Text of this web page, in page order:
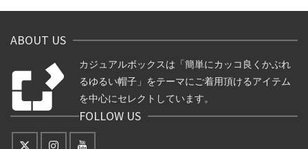
ABOUT US
カジュアルボックスは「簡単にカッコ良くかぶれ
るゆるい帽子」をテーマにご着用頂けるアイテム
を中心にセレクトしています。
FOLLOW US